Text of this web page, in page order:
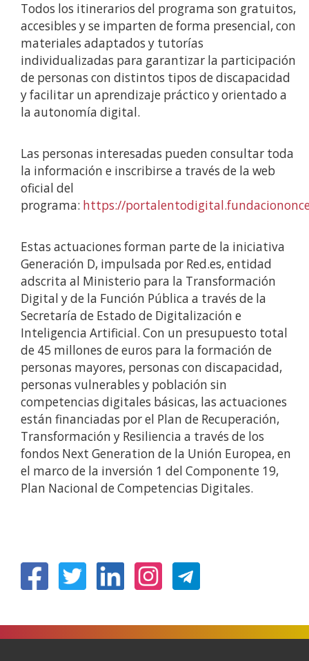
Todos los itinerarios del programa son gratuitos,
accesibles y se imparten de forma presencial, con
materiales adaptados y tutorías
individualizadas para garantizar la participación
de personas con distintos tipos de discapacidad
y facilitar un aprendizaje práctico y orientado a
la autonomía digital.
Las personas interesadas pueden consultar toda
la información e inscribirse a través de la web
oficial del
programa: https://
Estas actuaciones forman parte de la iniciativa
Generación D, impulsada por Red.es, entidad
adscrita al Ministerio para la Transformación
Digital y de la Función Pública a través de la
Secretaría de Estado de Digitalización e
Inteligencia Artificial. Con un presupuesto total
de 45 millones de euros para la formación de
personas mayores, personas con discapacidad,
personas vulnerables y población sin
competencias digitales básicas, las actuaciones
están financiadas por el Plan de Recuperación,
Transformación y Resiliencia a través de los
fondos Next Generation de la Unión Europea, en
el marco de la inversión 1 del Componente 19,
Plan Nacional de Competencias Digitales.